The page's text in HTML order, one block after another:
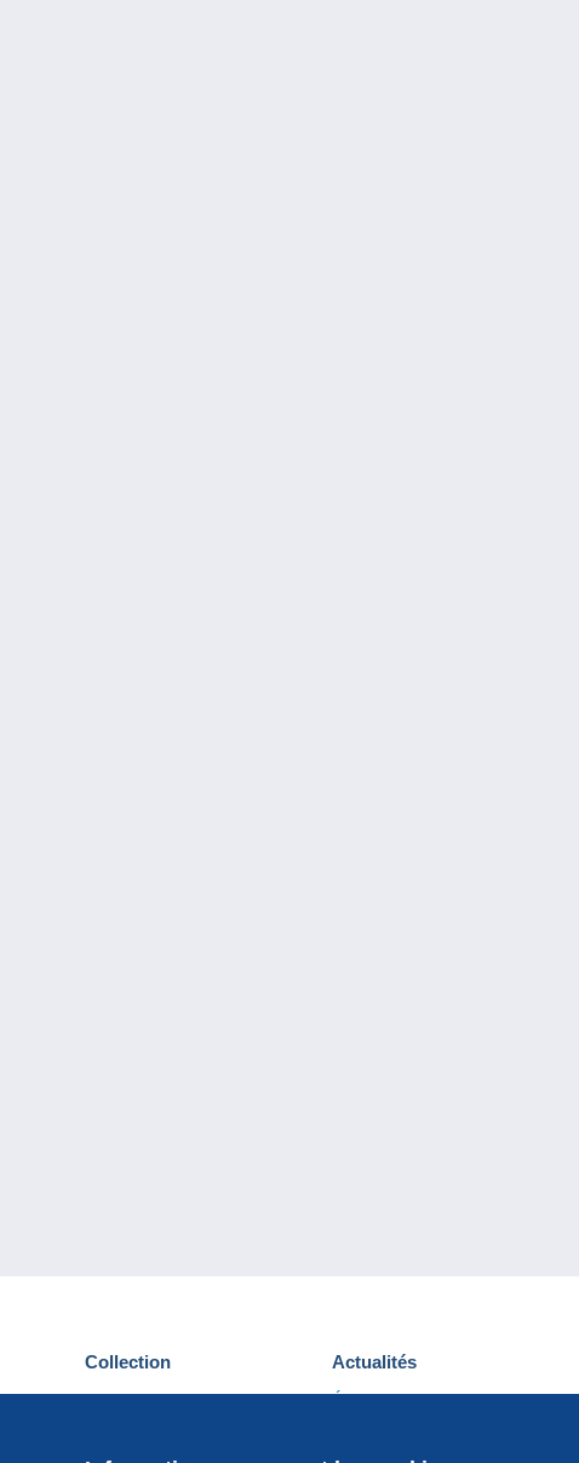
Collection
Cartes postales
Actualités
Événements Delcampe